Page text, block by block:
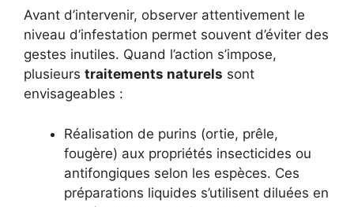
Avant d’intervenir, observer attentivement le
niveau d’infestation permet souvent d’éviter des
gestes inutiles. Quand l’action s’impose,
plusieurs traitements naturels sont
envisageables :
Réalisation de purins (ortie, prêle,
fougère) aux propriétés insecticides ou
antifongiques selon les espèces. Ces
préparations liquides s’utilisent diluées en